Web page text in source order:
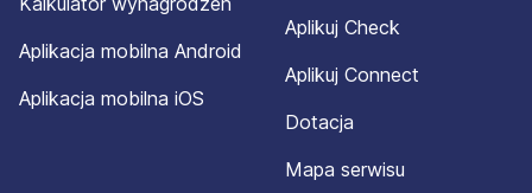
Aplikacja mobilna Android
Aplikacja mobilna iOS
Aplikuj Check
Aplikuj Connect
Dotacja
Mapa serwisu